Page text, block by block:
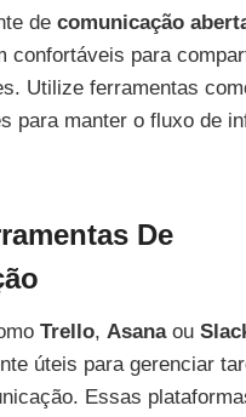
de comunicação
confortáveis para
Utilize ferramentas
para manter o fluxo de
De
Trello, Asanaou
úteis para gerenciar
Essas